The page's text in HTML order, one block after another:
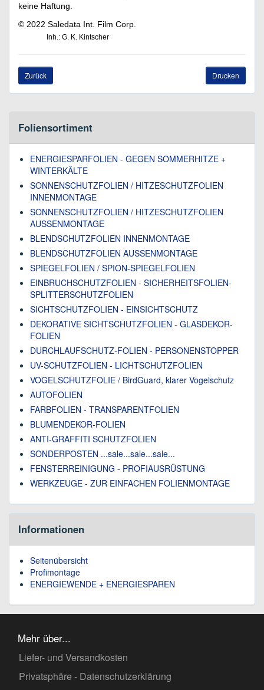
keine Haftung.
© 2022 Saledata Int. Film Corp.
Inh.: G. K. Kintscher
Zurück Drucken
Foliensortiment
ENERGIESPARFOLIEN - GEGEN SOMMERHITZE +
WINTERKÄLTE
SONNENSCHUTZFOLIEN / HITZESCHUTZFOLIEN
INNENMONTAGE
SONNENSCHUTZFOLIEN / HITZESCHUTZFOLIEN
AUSSENMONTAGE
BLENDSCHUTZFOLIEN INNENMONTAGE
BLENDSCHUTZFOLIEN AUSSENMONTAGE
SPIEGELFOLIEN / SPION-SPIEGELFOLIEN
EINBRUCHSCHUTZFOLIEN - SICHERHEITSFOLIEN-
SPLITTERSCHUTZFOLIEN
SICHTSCHUTZFOLIEN - EINSICHTSCHUTZ
DEKORATIVE SICHTSCHUTZFOLIEN - GLASDEKOR-
FOLIEN
DURCHLAUFSCHUTZ-FOLIEN - PERSONENSTOPPER
UV-SCHUTZFOLIEN - LICHTSCHUTZFOLIEN
VOGELSCHUTZFOLIE / BirdGuard, klarer Vogelschutz
AUTOFOLIEN
FARBFOLIEN - TRANSPARENTFOLIEN
BLUMENDEKOR-FOLIEN
ANTI-GRAFFITI SCHUTZFOLIEN
SONDERPOSTEN ...sale...sale...sale...
FENSTERREINIGUNG - PROFIAUSRÜSTUNG
WERKZEUGE - ZUR EINFACHEN FOLIENMONTAGE
Informationen
Seitenübersicht
Profimontage
ENERGIEWENDE + ENERGIESPAREN
Mehr über...
Liefer- und Versandkosten
Privatsphäre - Datenschutzerklärung